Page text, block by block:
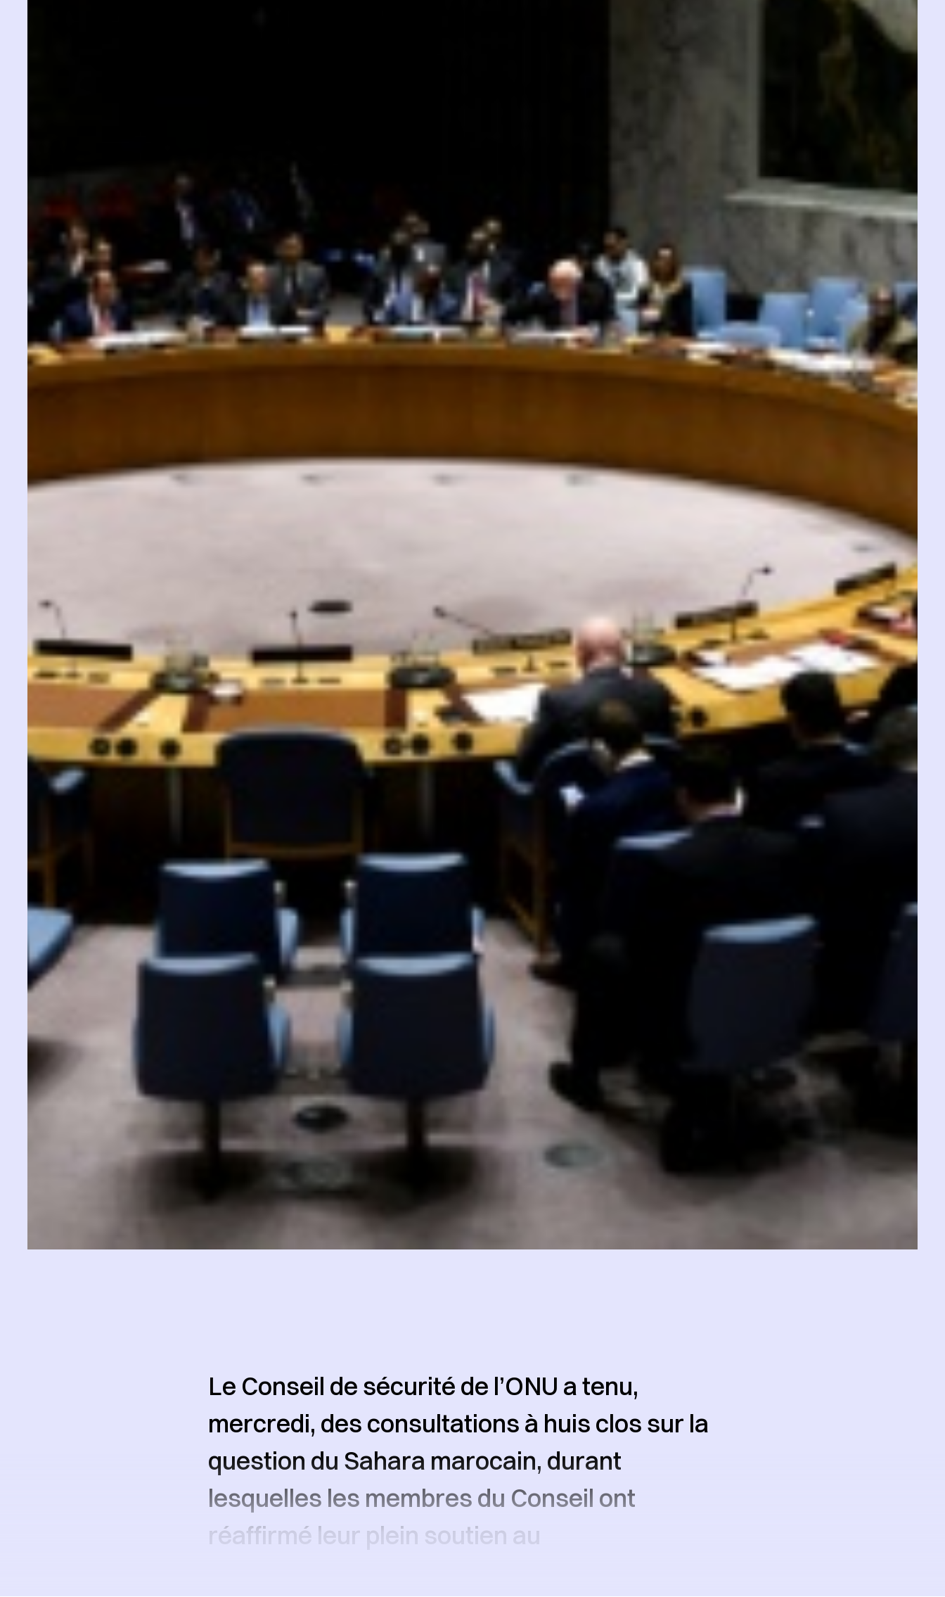
Le Conseil de sécurité de l’ONU a tenu,
mercredi, des consultations à huis clos sur la
question du Sahara marocain, durant
lesquelles les membres du Conseil ont
réaffirmé leur plein soutien au